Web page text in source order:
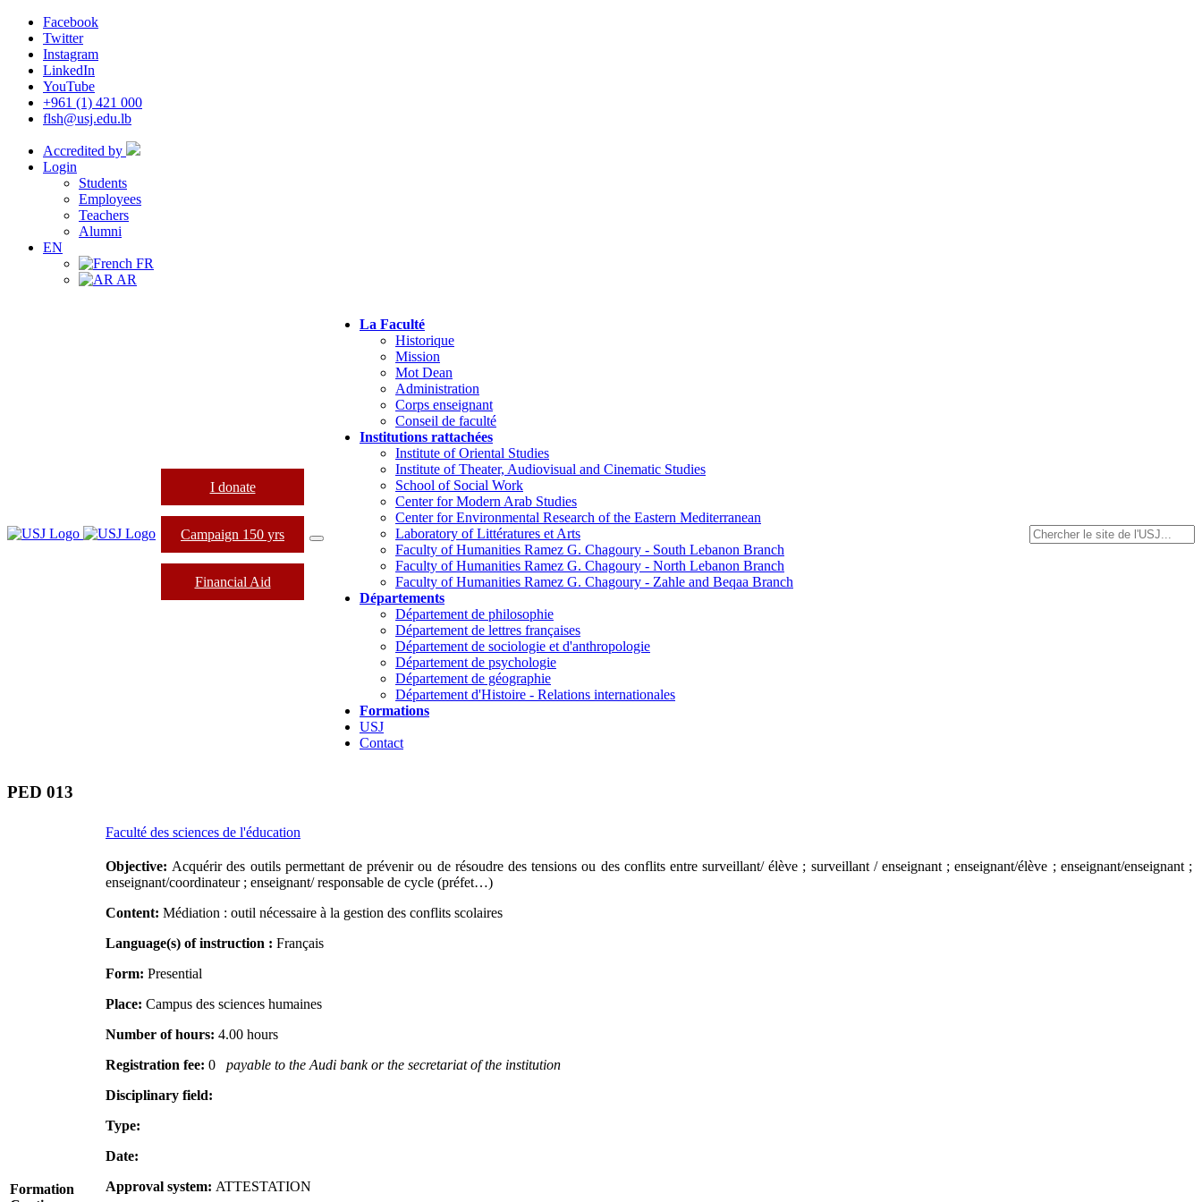
Facebook
Twitter
Instagram
LinkedIn
YouTube
+961 (1) 421 000
flsh@usj.edu.lb
Accredited by
Login
Students
Employees
Teachers
Alumni
EN
FR
AR
I donate
Campaign 150 yrs
Financial Aid
La Faculté
Historique
Mission
Mot Dean
Administration
Corps enseignant
Conseil de faculté
Institutions rattachées
Institute of Oriental Studies
Institute of Theater, Audiovisual and Cinematic Studies
School of Social Work
Center for Modern Arab Studies
Center for Environmental Research of the Eastern Mediterranean
Laboratory of Littératures et Arts
Faculty of Humanities Ramez G. Chagoury - South Lebanon Branch
Faculty of Humanities Ramez G. Chagoury - North Lebanon Branch
Faculty of Humanities Ramez G. Chagoury - Zahle and Beqaa Branch
Départements
Département de philosophie
Département de lettres françaises
Département de sociologie et d'anthropologie
Département de psychologie
Département de géographie
Département d'Histoire - Relations internationales
Formations
USJ
Contact
PED 013
Faculté des sciences de l'éducation
Formation
Objective:Acquérir des outils permettant de prévenir ou de résoudre des tensions ou des conflits entre surveillant/ élève ; surveillant / enseignant ; enseignant/élève ; enseignant/enseignant ;
enseignant/coordinateur ; enseignant/ responsable de cycle (préfet…)
Content: Médiation : outil nécessaire à la gestion des conflits scolaires
Language(s) of instruction : Français
Form: Presential
Place: Campus des sciences humaines
Number of hours: 4.00 hours
Registration fee: 0 payable to the Audi bank or the secretariat of the institution
Disciplinary field:
Type:
Date:
Approval system: ATTESTATION